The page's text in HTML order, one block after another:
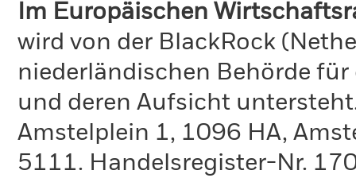
Im Europäischen
wird von der BlackRock
niederländischen Behörde
und deren Aufsicht
Amstelplein 1, 1096 HA,
5111. Handelsregister-Nr.